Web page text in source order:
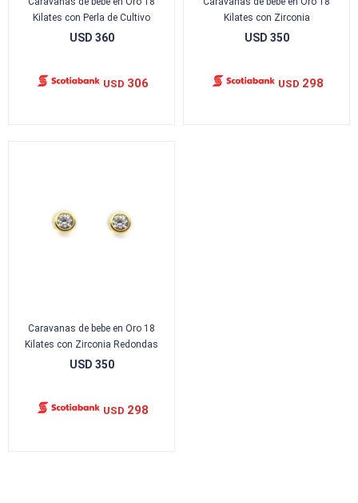
Kilates con Perla de Cultivo
USD 360
USD 306
Kilates con Zirconia
USD 350
USD 298
Caravanas de bebe en Oro 18
Kilates con Zirconia Redondas
USD 350
USD 298